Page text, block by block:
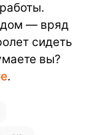
— вряд
сидеть
вы?
.